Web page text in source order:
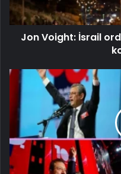
Jon Voight: İsrail